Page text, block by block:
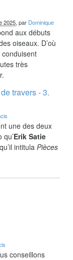
2025, par Dominique
aux débuts
oiseaux. D’où
très
travers - 3.
une des deux
qu’Erik Satie
intitulaPièces
conseillons